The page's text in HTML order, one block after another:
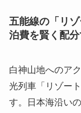
五能線の「リ
泊費を賢く配分
白神山地へのア
光列車「リゾー
す。日本海沿い